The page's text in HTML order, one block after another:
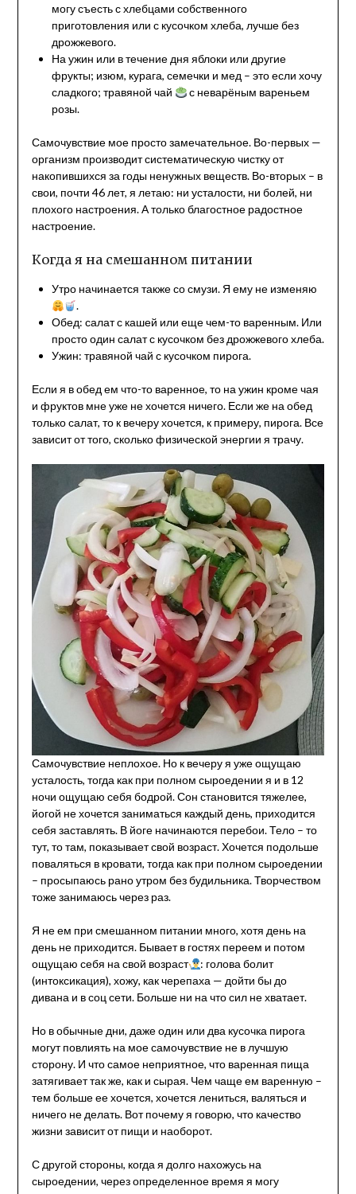
могу съесть с хлебцами собственного
приготовления или с кусочком хлеба, лучше без
дрожжевого.
На ужин или в течение дня яблоки или другие
фрукты; изюм, курага, семечки и мед – это если хочу
сладкого; травяной чай
с неварёным вареньем
розы.
Самочувствие мое просто замечательное. Во-первых —
организм производит систематическую чистку от
накопившихся за годы ненужных веществ. Во-вторых – в
свои, почти 46 лет, я летаю: ни усталости, ни болей, ни
плохого настроения. А только благостное радостное
настроение.
Когда я на смешанном питании
Утро начинается также со смузи. Я ему не изменяю
.
Обед: салат с кашей или еще чем-то варенным. Или
просто один салат с кусочком без дрожжевого хлеба.
Ужин: травяной чай с кусочком пирога.
Если я в обед ем что-то варенное, то на ужин кроме чая
и фруктов мне уже не хочется ничего. Если же на обед
только салат, то к вечеру хочется, к примеру, пирога. Все
зависит от того, сколько физической энергии я трачу.
Самочувствие неплохое. Но к вечеру я уже ощущаю
усталость, тогда как при полном сыроедении я и в 12
ночи ощущаю себя бодрой. Сон становится тяжелее,
йогой не хочется заниматься каждый день, приходится
себя заставлять. В йоге начинаются перебои. Тело – то
тут, то там, показывает свой возраст. Хочется подольше
поваляться в кровати, тогда как при полном сыроедении
– просыпаюсь рано утром без будильника. Творчеством
тоже занимаюсь через раз.
Я не ем при смешанном питании много, хотя день на
день не приходится. Бывает в гостях переем и потом
ощущаю себя на свой возраст
: голова болит
(интоксикация), хожу, как черепаха — дойти бы до
дивана и в соц сети. Больше ни на что сил не хватает.
Но в обычные дни, даже один или два кусочка пирога
могут повлиять на мое самочувствие не в лучшую
сторону. И что самое неприятное, что варенная пища
затягивает так же, как и сырая. Чем чаще ем варенную –
тем больше ее хочется, хочется лениться, валяться и
ничего не делать. Вот почему я говорю, что качество
жизни зависит от пищи и наоборот.
С другой стороны, когда я долго нахожусь на
сыроедении, через определенное время я могу